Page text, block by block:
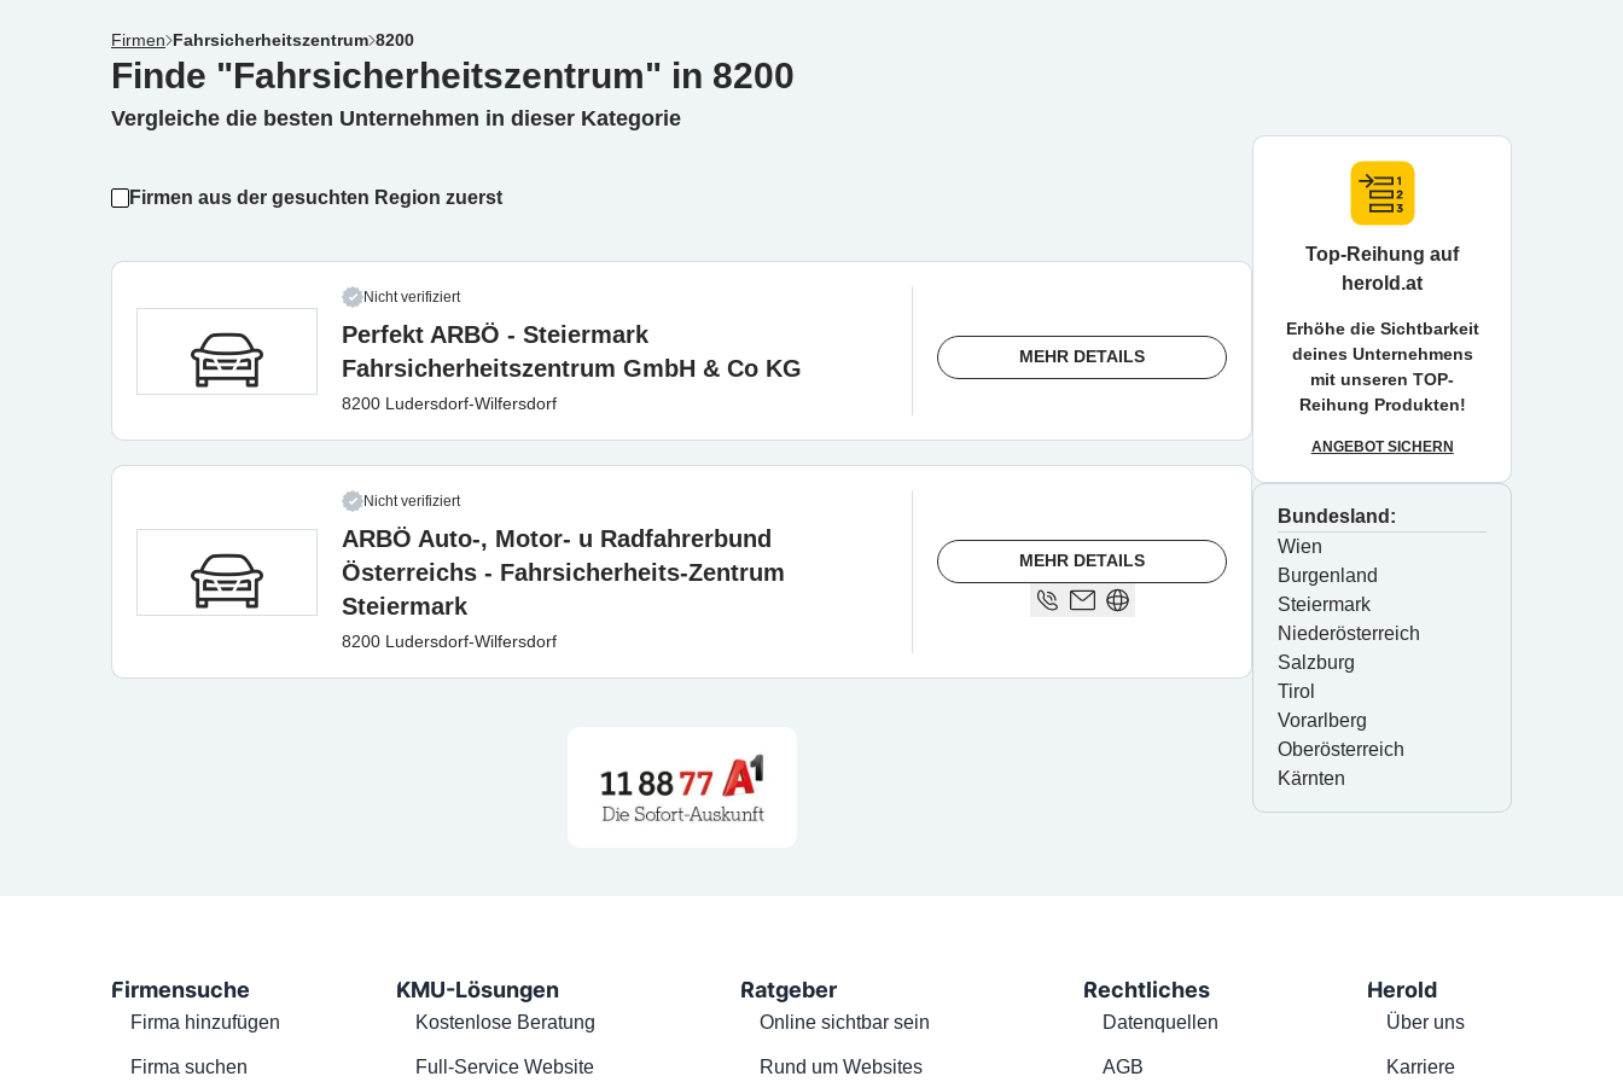
Firmen Fahrsicherheitszentrum 8200
Finde "Fahrsicherheitszentrum" in 8200
Vergleiche die besten Unternehmen in dieser Kategorie
Firmen aus der gesuchten Region zuerst
Nicht verifiziert
Perfekt ARBÖ - Steiermark
Fahrsicherheitszentrum GmbH & Co KG
8200 Ludersdorf-Wilfersdorf
MEHR DETAILS
Nicht verifiziert
ARBÖ Auto-, Motor- u Radfahrerbund
Österreichs - Fahrsicherheits-Zentrum
Steiermark
8200 Ludersdorf-Wilfersdorf
MEHR DETAILS
Top-Reihung auf
herold.at
Erhöhe die Sichtbarkeit
deines Unternehmens
mit unseren TOP-
Reihung Produkten!
ANGEBOT SICHERN
Bundesland:
Wien
Burgenland
Steiermark
Niederösterreich
Salzburg
Tirol
Vorarlberg
Oberösterreich
Kärnten
Firmensuche
Firma hinzufügen
Firma suchen
KMU-Lösungen
Kostenlose Beratung
Full-Service Website
Ratgeber
Online sichtbar sein
Rund um Websites
Rechtliches
Datenquellen
AGB
Herold
Über uns
Karriere